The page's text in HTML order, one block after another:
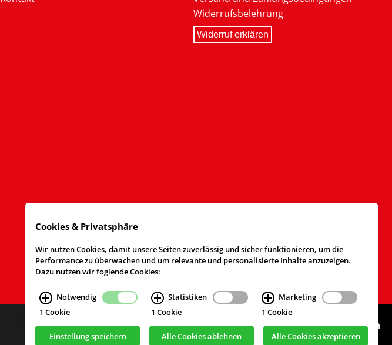
Widerrufsbelehrung
Widerruf erklären
Webdesign & Realisierungcekom GmbH, Köln
Cookies & Privatsphäre
Wir nutzen Cookies, damit unsere Seiten zuverlässig und sicher funktionieren, um die
Performance zu überwachen und um relevante und personalisierte Inhalte anzuzeigen.
Dazu nutzen wir foglende Cookies:
Notwendig
1 Cookie
Statistiken
1 Cookie
Marketing
1 Cookie
Einstellung speichern Alle Cookies ablehnen Alle Cookies akzeptieren